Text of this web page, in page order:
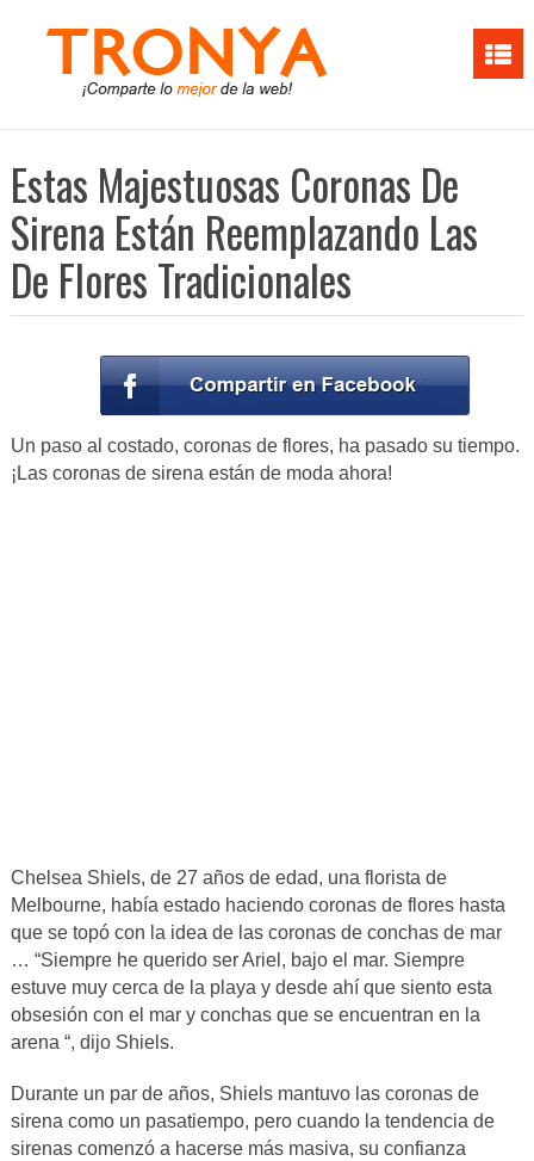
Estas Majestuosas Coronas De
Sirena Están Reemplazando Las
De Flores Tradicionales
Un paso al costado, coronas de flores, ha pasado su tiempo.
¡Las coronas de sirena están de moda ahora!
Chelsea Shiels, de 27 años de edad, una florista de
Melbourne, había estado haciendo coronas de flores hasta
que se topó con la idea de las coronas de conchas de mar
… “Siempre he querido ser Ariel, bajo el mar. Siempre
estuve muy cerca de la playa y desde ahí que siento esta
obsesión con el mar y conchas que se encuentran en la
arena “, dijo Shiels.
Durante un par de años, Shiels mantuvo las coronas de
sirena como un pasatiempo, pero cuando la tendencia de
sirenas comenzó a hacerse más masiva, su confianza